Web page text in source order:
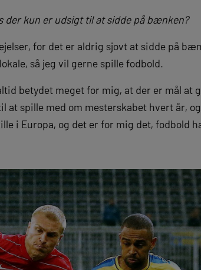
der kun er udsigt til at sidde på bænken?
for det er aldrig sjovt at sidde på
så jeg vil gerne spille fodbold.
betydet meget for mig, at der er mål at
spille med om mesterskabet hvert år,
i Europa, og det er for mig det, fodbold